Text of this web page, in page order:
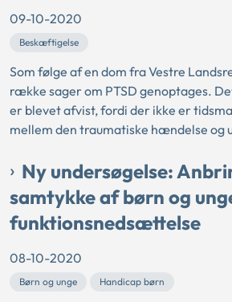
09-10-2020
Beskæftigelse
Som følge af en dom fra Vestre
række sager om PTSD genoptages.
er blevet afvist, fordi der ikke er
mellem den traumatiske hændelse og
Ny undersøgelse:
samtykke af børn og
funktionsnedsættelse
08-10-2020
Børn og unge Handicap børn